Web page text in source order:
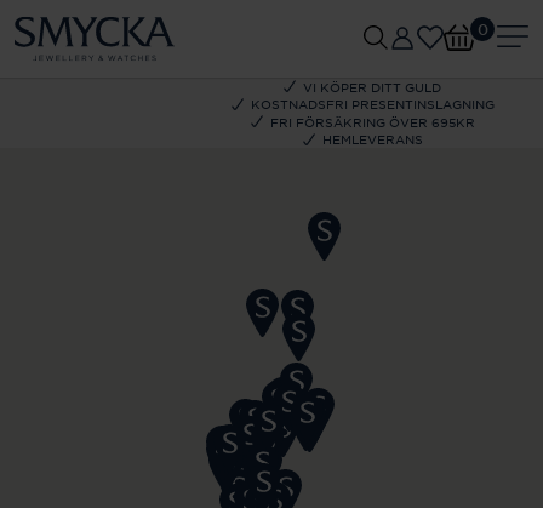
VI KÖPER DITT GULD
KOSTNADSFRI PRESENTINSLAGNING
FRI FÖRSÄKRING ÖVER 695KR
HEMLEVERANS
0